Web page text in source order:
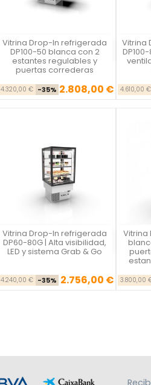
Vitrina Drop-In refrigerada
DP100-50 blanca con 2
estantes regulables y
puertas correderas
Precio base
4.320,00 € -35% Precio
2.808,00 €

Vista rápida Vitrina
4.610,00 €
Vitrina Drop-In refrigerada
DP60-80G | Alta visibilidad,
LED y sistema Grab & Go
Precio base
4.240,00 € -35% Precio
2.756,00 €

Vista rápida Vitrina
3.800,00